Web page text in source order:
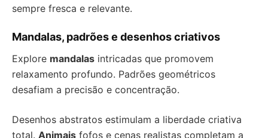
sempre fresca e relevante.
Mandalas, padrões e desenhos criativos
Explore mandalas intricadas que promovem
relaxamento profundo. Padrões geométricos
desafiam a precisão e concentração.
Desenhos abstratos estimulam a liberdade criativa
total. Animais fofos e cenas realistas completam a